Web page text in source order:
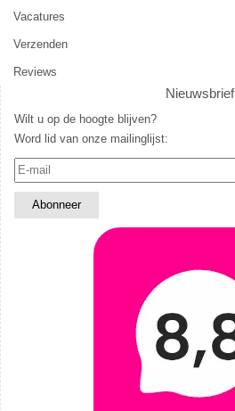
Vacatures
Verzenden
Reviews
Nieuwsbrief
Wilt u op de hoogte blijven?
Word lid van onze mailinglijst: